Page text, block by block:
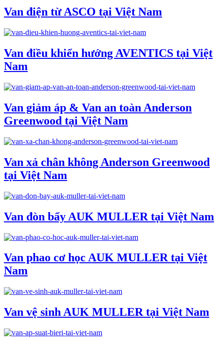
Van điện từ ASCO tại Việt Nam
Van điều khiển hướng AVENTICS tại Việt
Nam
Van giảm áp & Van an toàn Anderson
Greenwood tại Việt Nam
Van xả chân không Anderson Greenwood
tại Việt Nam
Van đòn bẩy AUK MULLER tại Việt Nam
Van phao cơ học AUK MULLER tại Việt
Nam
Van vệ sinh AUK MULLER tại Việt Nam